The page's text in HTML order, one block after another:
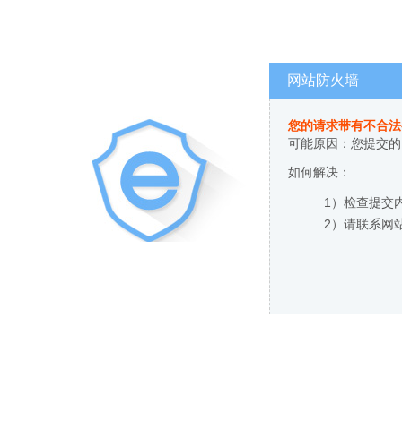
网站防火墙
您的请求带有不合
可能原因：您提交
如何解决：
1）检查提交
2）请联系网